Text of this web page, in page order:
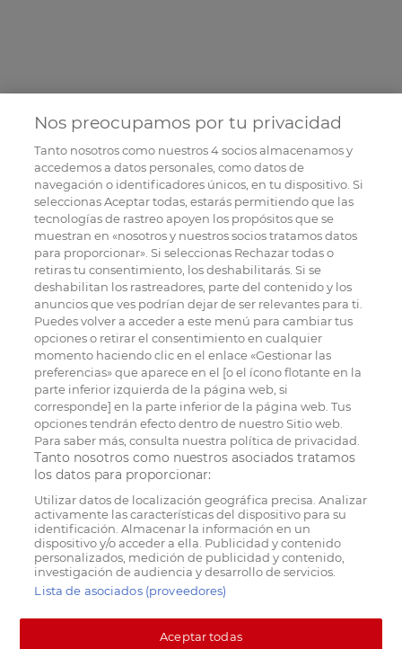
Nos preocupamos por tu privacidad
Tanto nosotros como nuestros4socios almacenamos y
accedemos a datos personales, como datos de
navegación o identificadores únicos, en tu dispositivo. Si
seleccionas Aceptar todas, estarás permitiendo que las
tecnologías de rastreo apoyen los propósitos que se
muestran en «nosotros y nuestros socios tratamos datos
para proporcionar». Si seleccionas Rechazar todas o
retiras tu consentimiento, los deshabilitarás. Si se
deshabilitan los rastreadores, parte del contenido y los
anuncios que ves podrían dejar de ser relevantes para ti.
Puedes volver a acceder a este menú para cambiar tus
opciones o retirar el consentimiento en cualquier
momento haciendo clic en el enlace «Gestionar las
preferencias» que aparece en el [o el ícono flotante en la
parte inferior izquierda de la página web, si
corresponde] en la parte inferior de la página web. Tus
opciones tendrán efecto dentro de nuestro Sitio web.
Para saber más, consulta nuestra política de privacidad.
Tanto nosotros como nuestros asociados tratamos
los datos para proporcionar:
Utilizar datos de localización geográfica precisa. Analizar
activamente las características del dispositivo para su
identificación. Almacenar la información en un
dispositivo y/o acceder a ella. Publicidad y contenido
personalizados, medición de publicidad y contenido,
investigación de audiencia y desarrollo de servicios.
Lista de asociados (proveedores)
Aceptar todas